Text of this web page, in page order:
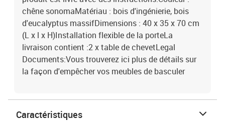
chêne sonomaMatériau : bois d'ingénierie, bois
d'eucalyptus massifDimensions : 40 x 35 x 70 cm
(L x l x H)Installation flexible de la porteLa
livraison contient :2 x table de chevetLegal
Documents:Vous trouverez ici plus de détails sur
la façon d'empêcher vos meubles de basculer
Caractéristiques